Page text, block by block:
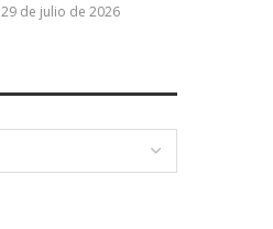
29 de julio de 2026